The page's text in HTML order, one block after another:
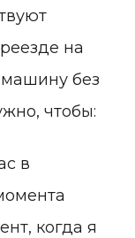
на
без
чтобы:
в
когда я